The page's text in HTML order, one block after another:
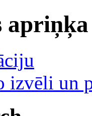
izvēli un